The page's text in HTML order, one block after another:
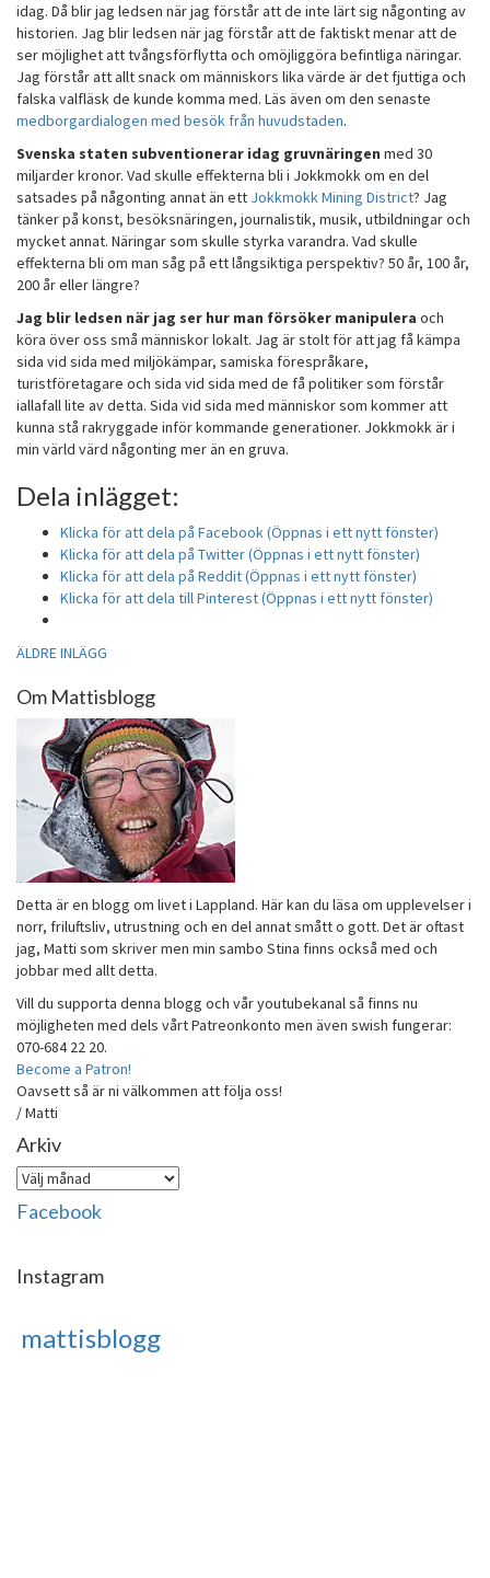
idag. Då blir jag ledsen när jag förstår att de inte lärt sig någonting av
historien. Jag blir ledsen när jag förstår att de faktiskt menar att de
ser möjlighet att tvångsförflytta och omöjliggöra befintliga näringar.
Jag förstår att allt snack om människors lika värde är det fjuttiga och
falska valfläsk de kunde komma med. Läs även om den senaste
medborgardialogen med besök från huvudstaden.
Svenska staten subventionerar idag gruvnäringen med 30
miljarder kronor. Vad skulle effekterna bli i Jokkmokk om en del
satsades på någonting annat än ett Jokkmokk Mining District? Jag
tänker på konst, besöksnäringen, journalistik, musik, utbildningar och
mycket annat. Näringar som skulle styrka varandra. Vad skulle
effekterna bli om man såg på ett långsiktiga perspektiv? 50 år, 100 år,
200 år eller längre?
Jag blir ledsen när jag ser hur man försöker manipulera och
köra över oss små människor lokalt. Jag är stolt för att jag få kämpa
sida vid sida med miljökämpar, samiska förespråkare,
turistföretagare och sida vid sida med de få politiker som förstår
iallafall lite av detta. Sida vid sida med människor som kommer att
kunna stå rakryggade inför kommande generationer. Jokkmokk är i
min värld värd någonting mer än en gruva.
Dela inlägget:
Klicka för att dela på Facebook (Öppnas i ett nytt fönster)
Klicka för att dela på Twitter (Öppnas i ett nytt fönster)
Klicka för att dela på Reddit (Öppnas i ett nytt fönster)
Klicka för att dela till Pinterest (Öppnas i ett nytt fönster)
Inläggsnavigering
ÄLDRE INLÄGG
Om Mattisblogg
Detta är en blogg om livet i Lappland. Här kan du läsa om upplevelser i
norr, friluftsliv, utrustning och en del annat smått o gott. Det är oftast
jag, Matti som skriver men min sambo Stina finns också med och
jobbar med allt detta.
Vill du supporta denna blogg och vår youtubekanal så finns nu
möjligheten med dels vårt Patreonkonto men även swish fungerar:
070-684 22 20.
Become a Patron!
Oavsett så är ni välkommen att följa oss!
/ Matti
Arkiv
Arkiv
Facebook
Instagram
mattisblogg